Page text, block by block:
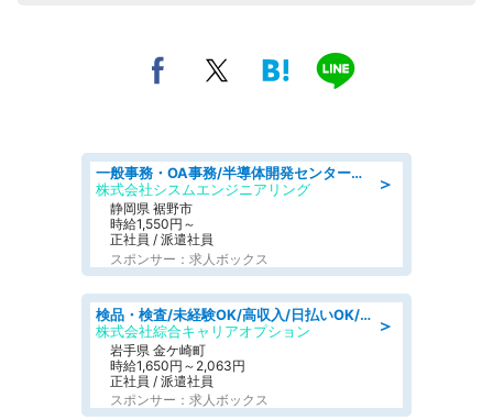
＞
一般事務・OA事務/半導体開発センター内で事務&軽作業スタッフ、募集
株式会社シスムエンジニアリング
静岡県 裾野市
時給1,550円～
正社員 / 派遣社員
スポンサー：求人ボックス
＞
検品・検査/未経験OK/高収入/日払いOK/交替制/20・30・40代活躍中
株式会社綜合キャリアオプション
岩手県 金ケ崎町
時給1,650円～2,063円
正社員 / 派遣社員
スポンサー：求人ボックス